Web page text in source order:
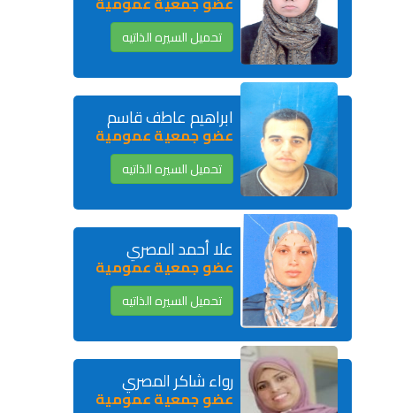
تحميل السيره الذاتيه
ابراهيم عاطف قاسم
عضو جمعية عمومية
تحميل السيره الذاتيه
علا أحمد المصري
عضو جمعية عمومية
تحميل السيره الذاتيه
رواء شاكر المصري
عضو جمعية عمومية